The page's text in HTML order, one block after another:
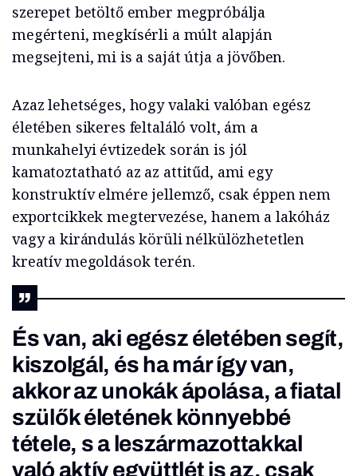
szerepet betöltő ember megpróbálja
megérteni, megkísérli a múlt alapján
megsejteni, mi is a saját útja a jövőben.
Azaz lehetséges, hogy valaki valóban egész
életében sikeres feltaláló volt, ám a
munkahelyi évtizedek során is jól
kamatoztatható az az attitűd, ami egy
konstruktív elmére jellemző, csak éppen nem
exportcikkek megtervezése, hanem a lakóház
vagy a kirándulás körüli nélkülözhetetlen
kreatív megoldások terén.
És van, aki egész életében segít,
kiszolgál, és ha már így van,
akkor az unokák ápolása, a fiatal
szülők életének könnyebbé
tétele, s a leszármazottakkal
való aktív együttlét is az, csak